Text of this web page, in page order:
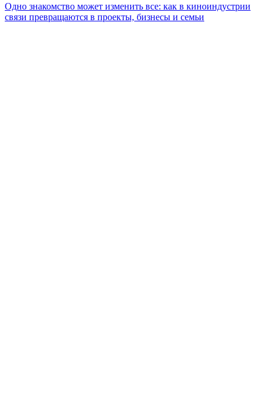
Одно знакомство может изменить все: как в киноиндустрии
связи превращаются в проекты, бизнесы и семьи